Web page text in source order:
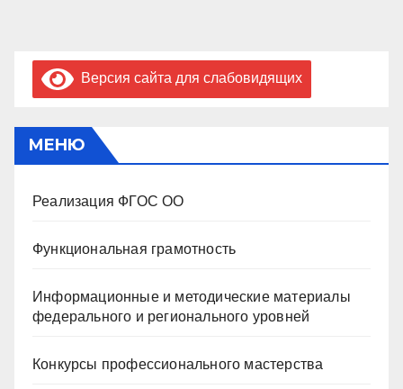
Версия сайта для слабовидящих
МЕНЮ
Реализация ФГОС ОО
Функциональная грамотность
Информационные и методические материалы
федерального и регионального уровней
Конкурсы профессионального мастерства